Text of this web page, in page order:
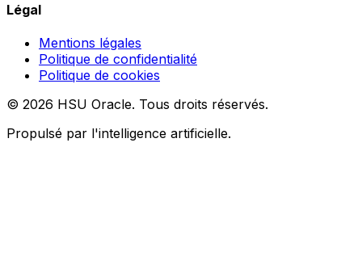
Légal
Mentions légales
Politique de confidentialité
Politique de cookies
© 2026 HSU Oracle. Tous droits réservés.
Propulsé par l'intelligence artificielle.